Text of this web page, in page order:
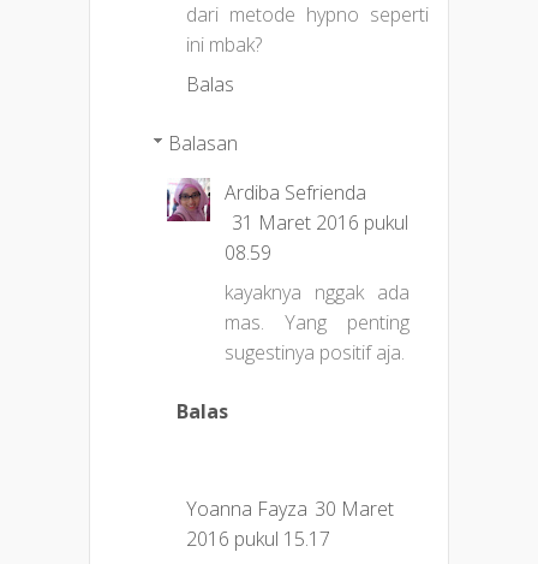
dari metode hypno seperti
ini mbak?
Balas
Balasan
Ardiba Sefrienda
31 Maret 2016 pukul
08.59
kayaknya nggak ada
mas. Yang penting
sugestinya positif aja.
Balas
Yoanna Fayza 30 Maret
2016 pukul 15.17